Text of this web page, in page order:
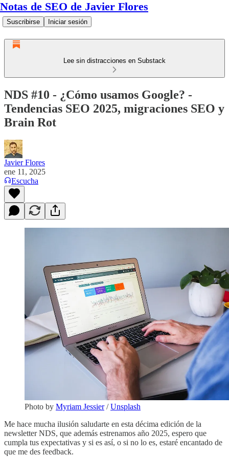
Notas de SEO de Javier Flores
Suscribirse Iniciar sesión
Lee sin distracciones en Substack
NDS #10 - ¿Cómo usamos Google? -
Tendencias SEO 2025, migraciones SEO y
Brain Rot
Javier Flores
ene 11, 2025
Escucha
Photo by Myriam Jessier/Unsplash
Me hace mucha ilusión saludarte en esta décima edición de la
newsletter NDS, que además estrenamos año 2025, espero que
cumpla tus expectativas y si es así, o si no lo es, estaré encantado de
que me des feedback.